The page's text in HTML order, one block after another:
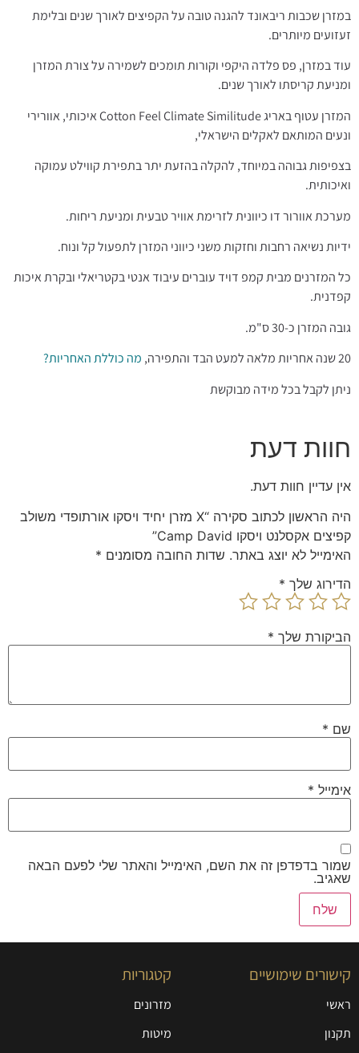
במזרן שכבות ריבאונד להגנה טובה על הקפיצים לאורך שנים ובלימת
זעזועים מיותרים.
עוד במזרן, פס פלדה היקפי וקורות תומכים לשמירה על צורת המזרן
ומניעת קריסתו לאורך שנים.
המזרן עטוף באריג Cotton Feel Climate Similitude איכותי, אוורירי
ונעים המותאם לאקלים הישראלי,
בצפיפות גבוהה במיוחד, להקלה בהזעת יתר בתפירת קווילט עמוקה
ואיכותית.
מערכת אוורור דו כיוונית לזרימת אוויר טבעית ומניעת ריחות.
ידיות נשיאה רחבות וחזקות משני כיווני המזרן לתפעול קל ונוח.
כל המזרנים מבית קמפ דויד עוברים עיבוד אנטי בקטריאלי ובקרת איכות
קפדנית.
גובה המזרן כ-30 ס"מ.
20 שנה אחריות מלאה למעט הבד והתפירה,
מה כוללת האחריות?
ניתן לקבל בכל מידה מבוקשת
חוות דעת
אין עדיין חוות דעת.
היה הראשון לכתוב סקירה “X מזרן יחיד ויסקו אורתופדי משולב
קפיצים אקסלנט ויסקו Camp David”
האימייל לא יוצג באתר. שדות החובה מסומנים *
הדירוג שלך *
הביקורת שלך *
שם *
אימייל *
שמור בדפדפן זה את השם, האימייל והאתר שלי לפעם הבאה
שאגיב.
קישורים שימושיים
ראשי
תקנון
קטגוריות
מזרונים
מיטות